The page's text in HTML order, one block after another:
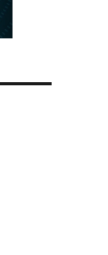
インとアカウ